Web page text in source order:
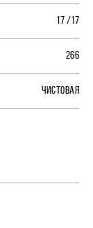
17 /17
266
ЧИСТОВАЯ